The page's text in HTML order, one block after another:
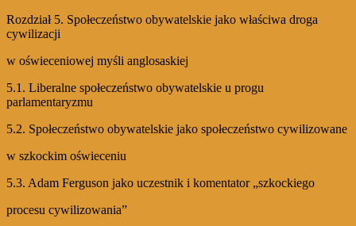
Rozdział 5. Społeczeństwo obywatelskie jako właściwa droga
cywilizacji
w oświeceniowej myśli anglosaskiej
5.1. Liberalne społeczeństwo obywatelskie u progu
parlamentaryzmu
5.2. Społeczeństwo obywatelskie jako społeczeństwo cywilizowane
w szkockim oświeceniu
5.3. Adam Ferguson jako uczestnik i komentator „szkockiego
procesu cywilizowania”